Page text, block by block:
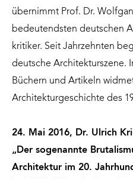
übernimmt Prof. Dr.
bedeutendsten deutschen
kritiker. Seit Jahrzehnten
deutsche Architekturszene.
Büchern und Artikeln
Architekturgeschichte des
24. Mai 2016, Dr. Ulrich
„Der sogenannte
Architektur im 20.